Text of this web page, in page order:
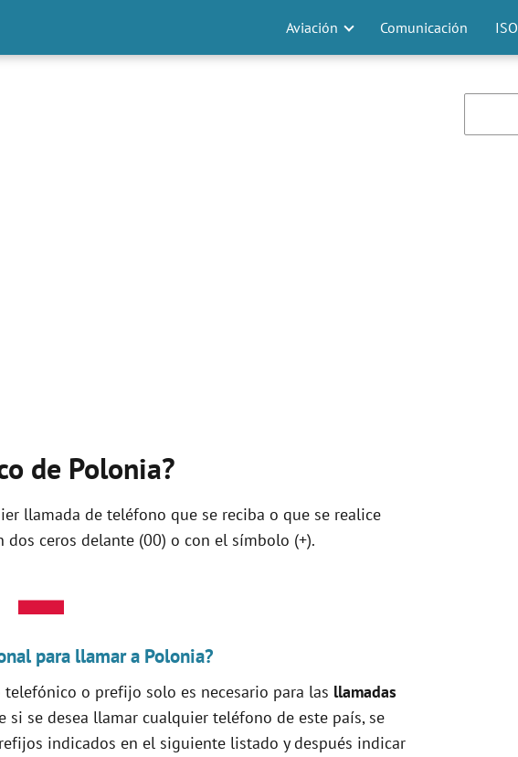
Aviación Comunicación ISO
de Polonia?
llamada de teléfono que se reciba o que se realice
ceros delante (00) o con el símbolo (+).
para llamar a Polonia?
o prefijo solo es necesario para las llamadas
si se desea llamar cualquier teléfono de este país, se
indicados en el siguiente listado y después indicar